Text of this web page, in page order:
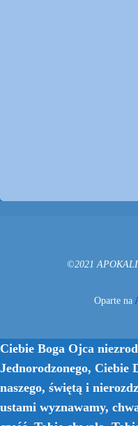
©2021
Oparte na
Ciebie Boga Ojca
Jednorodzonego, Ciebie
naszego, świętą i
ustami wyznawamy,